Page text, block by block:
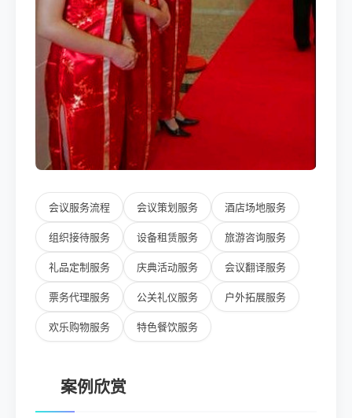
会议服务流程 会议策划服务
酒店场地服务
组织接待服务
设备租赁服务
旅游咨询服务
礼品定制服务
庆典活动服务
会议翻译服务
票务代理服务
公关礼仪服务
户外拓展服务
欢乐购物服务
特色餐饮服务
案例欣赏